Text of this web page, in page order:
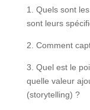
1. Quels sont
sont leurs
2. Comment
3. Quel est le
quelle valeur
(storytelling) ?